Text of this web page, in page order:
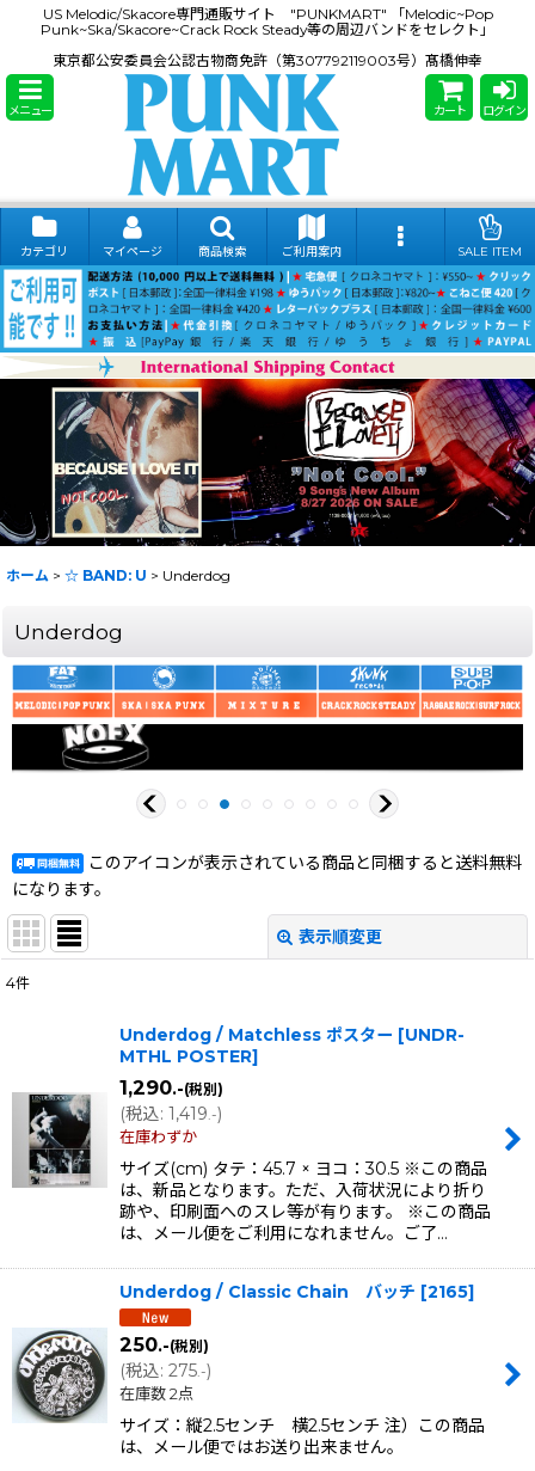
US Melodic/Skacore専門通販サイト "PUNKMART" 「Melodic~Pop
Punk~Ska/Skacore~Crack Rock Steady等の周辺バンドをセレクト」
東京都公安委員会公認古物商免許（第307792119003号）髙橋伸幸
メニュー カート ログイン
カテゴリ マイページ 商品検索 ご利用案内 SALE ITEM
ホーム > ☆ BAND: U > Underdog
Underdog
このアイコンが表示されている商品と同梱すると送料無料
になります。
表示順変更
並び順:
絞り込む
4件
Underdog / Matchless ポスター [UNDR-
MTHL POSTER]
1,290.-(税別)
(税込: 1,419 .-)
在庫わずか
サイズ(cm) タテ：45.7 × ヨコ：30.5 ※この商品
は、新品となります。ただ、入荷状況により折り
跡や、印刷面へのスレ等が有ります。 ※この商品
は、メール便をご利用になれません。ご了…
Underdog / Classic Chain バッチ [2165]
250.-(税別)
(税込: 275.-)
在庫数 2点
サイズ：縦2.5センチ 横2.5センチ 注）この商品
は、メール便ではお送り出来ません。